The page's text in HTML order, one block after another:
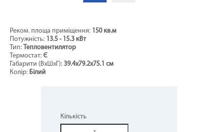
Реком. площа приміщення: 150 кв.м
Потужність: 13.5 - 15.3 кВт
Тип: Тепловентилятор
Термостат: Є
Габарити (ВхШхГ): 39.4х79.2x75.1 см
Колір: Білий
Кількість